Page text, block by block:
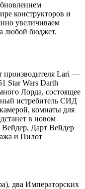
конструкторов и
увеличиваем
любой бюджет.
производителя Lari —
Star Wars Darth
Лорда, состоящее
истребитель СИД
комнаты для
в новом
Дарт Вейдер
и Пилот
два Императорских